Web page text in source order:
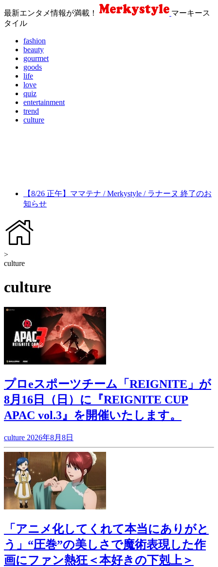
最新エンタメ情報が満載！
マーキース
タイル
fashion
beauty
gourmet
goods
life
love
quiz
entertainment
trend
culture
【8/26 正午】ママテナ / Merkystyle / ラナーヌ 終了のお
知らせ
>
culture
culture
プロeスポーツチーム「REIGNITE」が
8月16日（日）に『REIGNITE CUP
APAC vol.3』を開催いたします。
culture 2026年8月8日
「アニメ化してくれて本当にありがと
う」“圧巻”の美しさで魔術表現した作
画にファン熱狂＜本好きの下剋上＞